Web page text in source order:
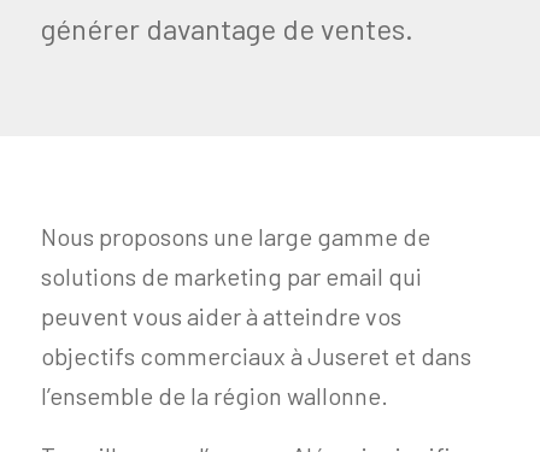
générer davantage de ventes.
Nous proposons une large gamme de
solutions de marketing par email qui
peuvent vous aider à atteindre vos
objectifs commerciaux à Juseret et dans
l’ensemble de la région wallonne.